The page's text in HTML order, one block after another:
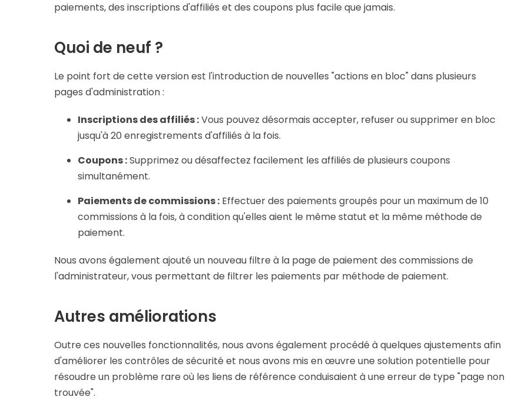
paiements, des inscriptions d'affiliés et des coupons plus facile que jamais.
Quoi de neuf ?
Le point fort de cette version est l'introduction de nouvelles "actions en bloc" dans plusieurs
pages d'administration :
Inscriptions des affiliés :Vous pouvez désormais accepter, refuser ou supprimer en bloc
jusqu'à 20 enregistrements d'affiliés à la fois.
Coupons :Supprimez ou désaffectez facilement les affiliés de plusieurs coupons
simultanément.
Paiements de commissions : Effectuer des paiements groupés pour un maximum de 10
commissions à la fois, à condition qu'elles aient le même statut et la même méthode de
paiement.
Nous avons également ajouté un nouveau filtre à la page de paiement des commissions de
l'administrateur, vous permettant de filtrer les paiements par méthode de paiement.
Autres améliorations
Outre ces nouvelles fonctionnalités, nous avons également procédé à quelques ajustements afin
d'améliorer les contrôles de sécurité et nous avons mis en œuvre une solution potentielle pour
résoudre un problème rare où les liens de référence conduisaient à une erreur de type "page non
trouvée".